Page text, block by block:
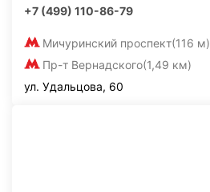
+7 (499) 110-86-79
Мичуринский проспект(116 м)
Пр-т Вернадского(1,49 км)
ул. Удальцова, 60